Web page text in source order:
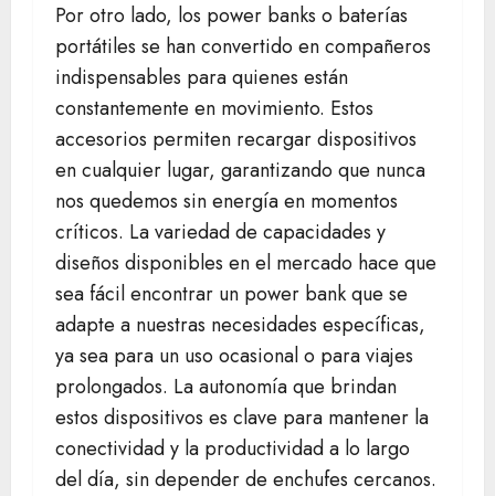
Por otro lado, los power banks o baterías
portátiles se han convertido en compañeros
indispensables para quienes están
constantemente en movimiento. Estos
accesorios permiten recargar dispositivos
en cualquier lugar, garantizando que nunca
nos quedemos sin energía en momentos
críticos. La variedad de capacidades y
diseños disponibles en el mercado hace que
sea fácil encontrar un power bank que se
adapte a nuestras necesidades específicas,
ya sea para un uso ocasional o para viajes
prolongados. La autonomía que brindan
estos dispositivos es clave para mantener la
conectividad y la productividad a lo largo
del día, sin depender de enchufes cercanos.